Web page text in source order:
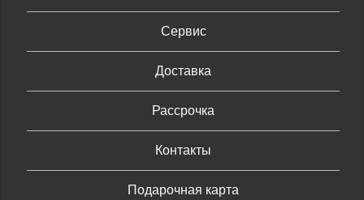
Сервис
Доставка
Рассрочка
Контакты
Подарочная карта